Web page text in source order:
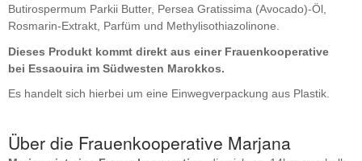
Butirospermum Parkii Butter, Persea Gratissima (Avocado)-Öl,
Rosmarin-Extrakt, Parfüm und Methylisothiazolinone.
Dieses Produkt kommt direkt aus einer Frauenkooperative
bei Essaouira im Südwesten Marokkos.
Es handelt sich hierbei um eine Einwegverpackung aus Plastik.
Über die Frauenkooperative Marjana